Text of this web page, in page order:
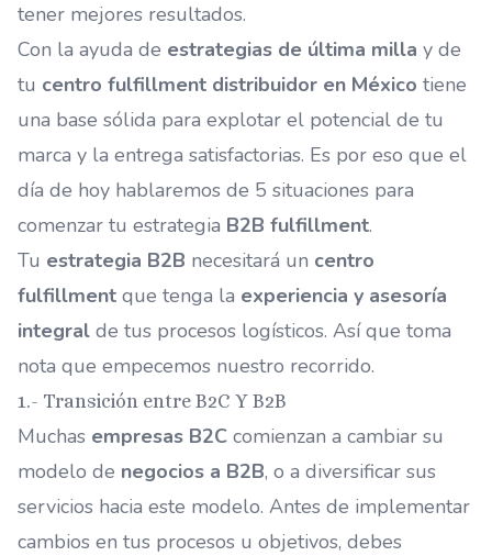
tener mejores resultados.
Con la ayuda de estrategias de última milla y de
tu centro fulfillment distribuidor en México tiene
una base sólida para explotar el potencial de tu
marca y la entrega satisfactorias. Es por eso que el
día de hoy hablaremos de 5 situaciones para
comenzar tu estrategia B2B fulfillment.
Tu estrategia B2B necesitará un centro
fulfillment que tenga la experiencia y asesoría
integral de tus procesos logísticos. Así que toma
nota que empecemos nuestro recorrido.
1.- Transición entre B2C Y B2B
Muchas empresas B2C comienzan a cambiar su
modelo de negocios a B2B, o a diversificar sus
servicios hacia este modelo. Antes de implementar
cambios en tus procesos u objetivos, debes